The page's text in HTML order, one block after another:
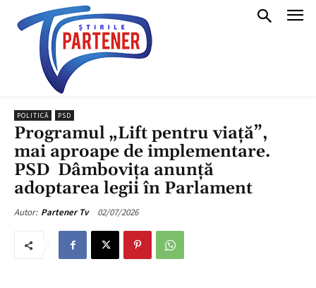
POLITICĂ PSD
Programul „Lift pentru viață”,
mai aproape de implementare.
PSD Dâmbovița anunță
adoptarea legii în Parlament
Autor: Partener Tv 02/07/2026